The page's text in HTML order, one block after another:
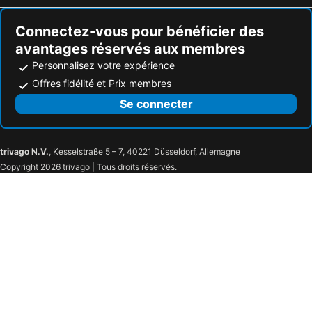
Connectez-vous pour bénéficier des
avantages réservés aux membres
Personnalisez votre expérience
Offres fidélité et Prix membres
Se connecter
trivago N.V., Kesselstraße 5 – 7, 40221 Düsseldorf, Allemagne
Copyright 2026 trivago | Tous droits réservés.